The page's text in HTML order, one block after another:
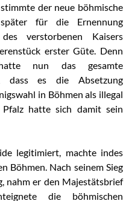
der neue böhmische
für die Ernennung
verstorbenen Kaisers
erster Güte. Denn
nun das gesamte
dass es die Absetzung
in Böhmen als illegal
hatte sich damit sein
legitimiert, machte indes
Böhmen. Nach seinem Sieg
, nahm er den Majestätsbrief
die böhmischen